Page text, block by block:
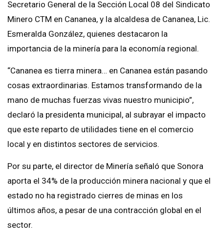
Secretario General de la Sección Local 08 del Sindicato
Minero CTM en Cananea, y la alcaldesa de Cananea, Lic.
Esmeralda González, quienes destacaron la
importancia de la minería para la economía regional.
“Cananea es tierra minera… en Cananea están pasando
cosas extraordinarias. Estamos transformando de la
mano de muchas fuerzas vivas nuestro municipio”,
declaró la presidenta municipal, al subrayar el impacto
que este reparto de utilidades tiene en el comercio
local y en distintos sectores de servicios.
Por su parte, el director de Minería señaló que Sonora
aporta el 34% de la producción minera nacional y que el
estado no ha registrado cierres de minas en los
últimos años, a pesar de una contracción global en el
sector.